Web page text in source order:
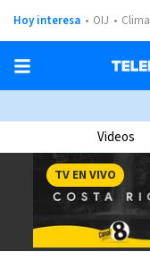
Hoy interesa OIJ Clima
Videos
TV EN VIVO